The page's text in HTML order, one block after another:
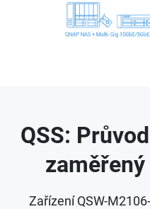
QSS:
Zařízení QSW-